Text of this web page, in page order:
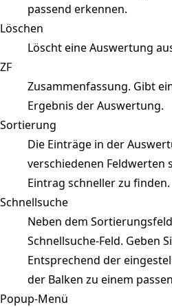
passend erkennen.
Löschen
Löscht eine Auswertung
ZF
Zusammenfassung. Gibt
Ergebnis der Auswertung.
Sortierung
Die Einträge in der
verschiedenen
Eintrag schneller zu finden.
Schnellsuche
Neben dem
Schnellsuche-Feld. Geben
Entsprechend der
der Balken zu einem
Popup-Menü